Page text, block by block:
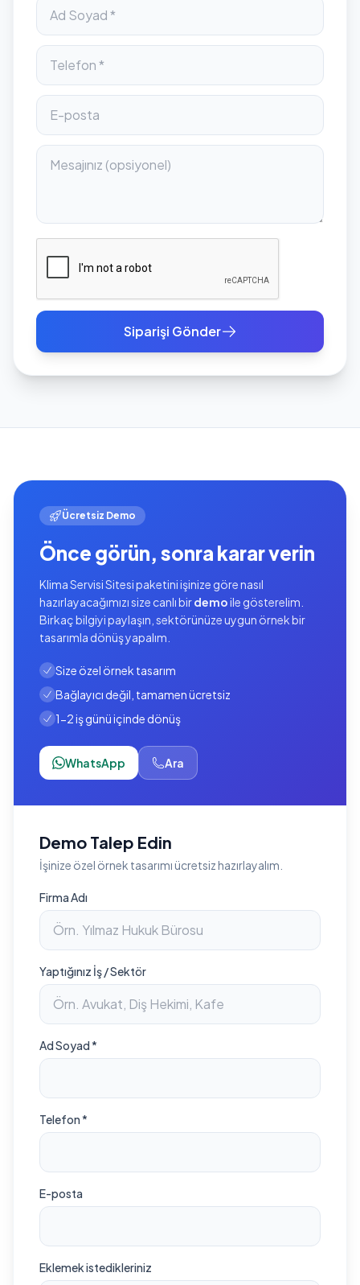
Siparişi Gönder
Ücretsiz Demo
Önce görün, sonra karar verin
Klima Servisi Sitesi paketini işinize göre nasıl
hazırlayacağımızı size canlı birdemoile gösterelim.
Birkaç bilgiyi paylaşın, sektörünüze uygun örnek bir
tasarımla dönüş yapalım.
Size özel örnek tasarım
Bağlayıcı değil, tamamen ücretsiz
1-2 iş günü içinde dönüş
WhatsApp Ara
Demo Talep Edin
İşinize özel örnek tasarımı ücretsiz hazırlayalım.
Firma Adı
Yaptığınız İş / Sektör
Ad Soyad *
Telefon *
E-posta
Eklemek istedikleriniz